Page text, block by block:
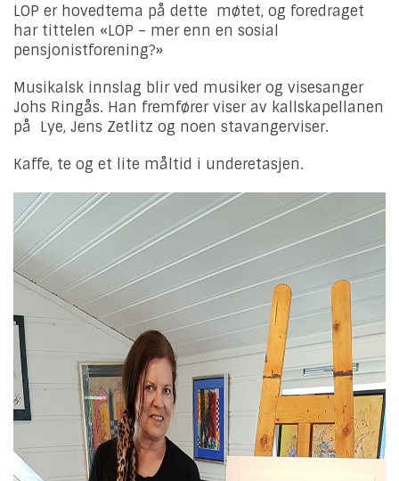
LOP er hovedtema på dette møtet, og foredraget
har tittelen «LOP – mer enn en sosial
pensjonistforening?»
Musikalsk innslag blir ved musiker og visesanger
Johs Ringås. Han fremfører viser av kallskapellanen
på Lye, Jens Zetlitz og noen stavangerviser.
Kaffe, te og et lite måltid i underetasjen.